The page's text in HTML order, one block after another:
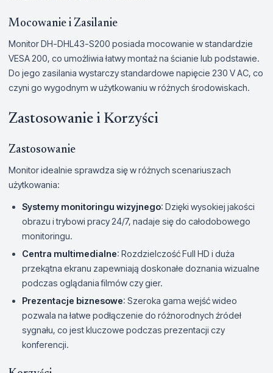
Mocowanie i Zasilanie
Monitor DH-DHL43-S200 posiada mocowanie w standardzie
VESA 200, co umożliwia łatwy montaż na ścianie lub podstawie.
Do jego zasilania wystarczy standardowe napięcie 230 V AC, co
czyni go wygodnym w użytkowaniu w różnych środowiskach.
Zastosowanie i Korzyści
Zastosowanie
Monitor idealnie sprawdza się w różnych scenariuszach
użytkowania:
Systemy monitoringu wizyjnego: Dzięki wysokiej jakości
obrazu i trybowi pracy 24/7, nadaje się do całodobowego
monitoringu.
Centra multimedialne: Rozdzielczość Full HD i duża
przekątna ekranu zapewniają doskonałe doznania wizualne
podczas oglądania filmów czy gier.
Prezentacje biznesowe: Szeroka gama wejść wideo
pozwala na łatwe podłączenie do różnorodnych źródeł
sygnału, co jest kluczowe podczas prezentacji czy
konferencji.